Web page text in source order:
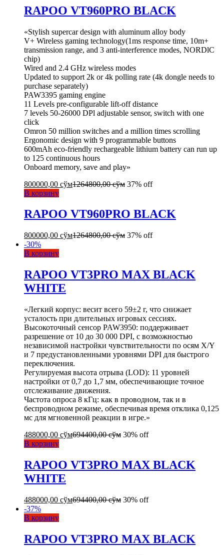
RAPOO VT960PRO BLACK
«Stylish supercar design with aluminum alloy body
V+ Wireless gaming technology(1ms response time, 10m+
transmission range, and 3 anti-interference modes, NORDlC
chip)
Wired and 2.4 GHz wireless modes
Updated to support 2k or 4k polling rate (4k dongle needs to
purchase separately)
PAW3395 gaming engine
11 Levels pre-configurable lift-off distance
7 levels 50-26000 DPl adjustable sensor, switch with one
click
Omron 50 million switches and a million times scrolling
Ergonomic design with 9 programmable buttons
600mAh eco-friendly rechargeable lithium battery can run up
to 125 continuous hours
Onboard memory, save and play»
800000,00 сўм1264800,00сўм 37% off
В корзину
RAPOO VT960PRO BLACK
800000,00 сўм1264800,00сўм 37% off
-30%
В корзину
RAPOO VT3PRO MAX BLACK
WHITE
«Легкий корпус: весит всего 59±2 г, что снижает
усталость при длительных игровых сессиях.
Высокоточный сенсор PAW3950: поддерживает
разрешение от 10 до 30 000 DPI, с возможностью
независимой настройки чувствительности по осям X/Y
и 7 предустановленными уровнями DPI для быстрого
переключения.
Регулируемая высота отрыва (LOD): 11 уровней
настройки от 0,7 до 1,7 мм, обеспечивающие точное
отслеживание движения.
Частота опроса 8 кГц: как в проводном, так и в
беспроводном режиме, обеспечивая время отклика 0,125
мс для мгновенной реакции в игре.»
488000,00 сўм694400,00сўм 30% off
В корзину
RAPOO VT3PRO MAX BLACK
WHITE
488000,00 сўм694400,00сўм 30% off
-37%
В корзину
RAPOO VT3PRO MAX BLACK